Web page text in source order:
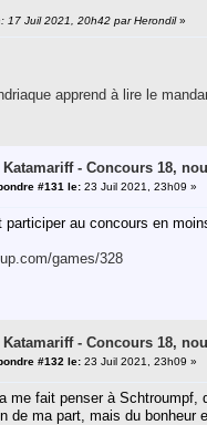
17 Juil 2021, 20h42 par Herondil»
apprend à lire le
Katamariff - Concours 18,
#131 le: 23 Juil 2021, 23h09 »
participer au concours en
games/328
Katamariff - Concours 18,
#132 le: 23 Juil 2021, 23h09 »
me fait penser à
de ma part, mais du bonheur